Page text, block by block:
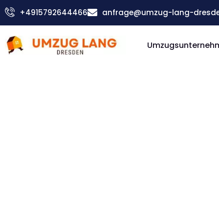
Zum
Inhalt
+4915792644466 anfrage@umzug-lang-